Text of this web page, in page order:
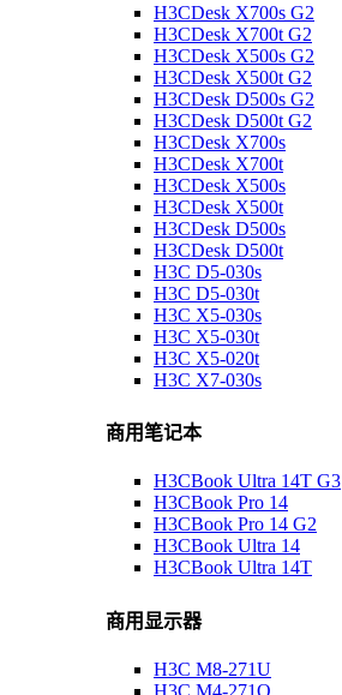
H3CDesk X700s G2
H3CDesk X700t G2
H3CDesk X500s G2
H3CDesk X500t G2
H3CDesk D500s G2
H3CDesk D500t G2
H3CDesk X700s
H3CDesk X700t
H3CDesk X500s
H3CDesk X500t
H3CDesk D500s
H3CDesk D500t
H3C D5-030s
H3C D5-030t
H3C X5-030s
H3C X5-030t
H3C X5-020t
H3C X7-030s
商用笔记本
H3CBook Ultra 14T G3
H3CBook Pro 14
H3CBook Pro 14 G2
H3CBook Ultra 14
H3CBook Ultra 14T
商用显示器
H3C M8-271U
H3C M4-271Q